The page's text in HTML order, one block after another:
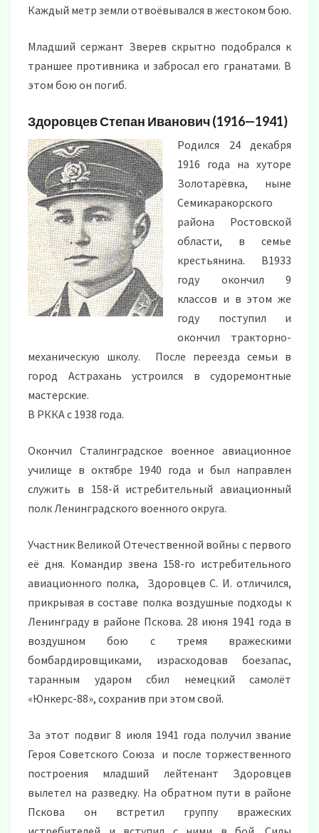
Каждый метр земли отвоёвывался в жестоком бою.
Младший сержант Зверев скрытно подобрался к
траншее противника и забросал его гранатами. В
этом бою он погиб.
Здоровцев Степан Иванович (1916—1941)
Родился 24 декабря
1916 года на хуторе
Золотарёвка, ныне
Семикаракорского
района Ростовской
области, в семье
крестьянина. В1933
году окончил 9
классов и в этом же
году поступил и
окончил тракторно-
механическую школу. После переезда семьи в
город Астрахань устроился в судоремонтные
мастерские.
В РККА с 1938 года.
Окончил Сталинградское военное авиационное
училище в октябре 1940 года и был направлен
служить в 158-й истребительный авиационный
полк Ленинградского военного округа.
Участник Великой Отечественной войны с первого
её дня. Командир звена 158-го истребительного
авиационного полка, Здоровцев С. И. отличился,
прикрывая в составе полка воздушные подходы к
Ленинграду в районе Пскова. 28 июня 1941 года в
воздушном бою с тремя вражескими
бомбардировщиками, израсходовав боезапас,
таранным ударом сбил немецкий самолёт
«Юнкерс-88», сохранив при этом свой.
За этот подвиг 8 июля 1941 года получил звание
Героя Советского Союза и после торжественного
построения младший лейтенант Здоровцев
вылетел на разведку. На обратном пути в районе
Пскова он встретил группу вражеских